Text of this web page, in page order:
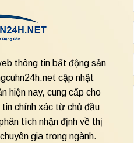
thông tin bất động sản
cập nhật
hiện nay, cung cấp cho
chính xác từ chủ đầu
tích nhận định về thị
gia trong ngành.